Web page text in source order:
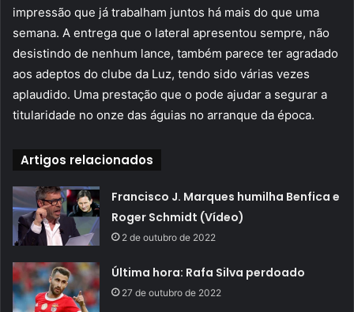
impressão que já trabalham juntos há mais do que uma
semana. A entrega que o lateral apresentou sempre, não
desistindo de nenhum lance, também parece ter agradado
aos adeptos do clube da Luz, tendo sido várias vezes
aplaudido. Uma prestação que o pode ajudar a segurar a
titularidade no onze das águias no arranque da época.
Artigos relacionados
Francisco J. Marques humilha Benfica e
Roger Schmidt (Vídeo)
2 de outubro de 2022
Última hora: Rafa Silva perdoado
27 de outubro de 2022